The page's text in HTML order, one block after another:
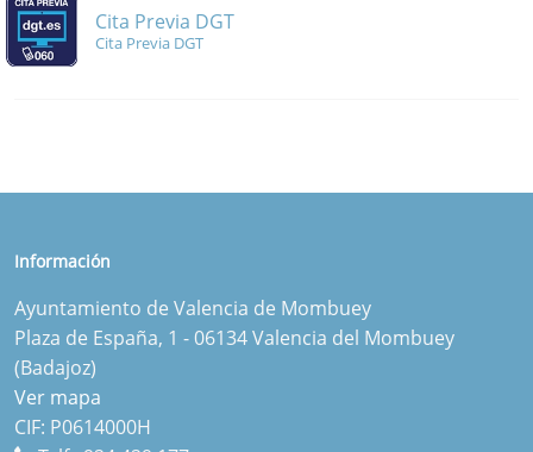
Cita Previa DGT
Cita Previa DGT
Información
Ayuntamiento de Valencia de Mombuey
Plaza de España, 1 - 06134 Valencia del Mombuey
(Badajoz)
Ver mapa
CIF: P0614000H